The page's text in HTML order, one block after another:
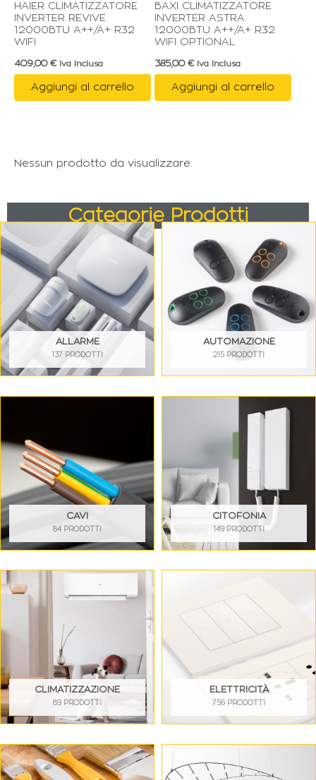
HAIER CLIMATIZZATORE
INVERTER REVIVE
12000BTU A++/A+ R32
WIFI
409,00 € Iva Inclusa
Aggiungi al carrello
BAXI CLIMATIZZATORE
INVERTER ASTRA
12000BTU A++/A+ R32
WIFI OPTIONAL
385,00 € Iva Inclusa
Aggiungi al carrello
Nessun prodotto da visualizzare.
Categorie Prodotti
ALLARME
137 PRODOTTI
AUTOMAZIONE
215 PRODOTTI
CAVI
84 PRODOTTI
CITOFONIA
149 PRODOTTI
CLIMATIZZAZIONE
89 PRODOTTI
ELETTRICITÀ
756 PRODOTTI